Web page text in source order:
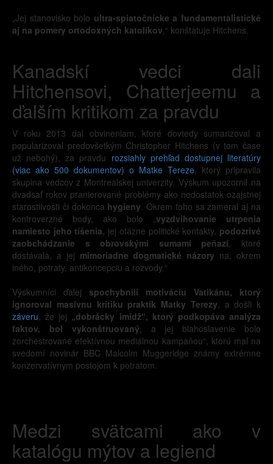
„Jej stanovisko bolo ultra-spiatočnícke a fundamentalistické
aj na pomery ortodoxných katolíkov,“ konštatuje Hitchens.
Kanadskí vedci dali
Hitchensovi, Chatterjeemu a
ďalším kritikom za pravdu
V roku 2013 dal obvineniam, ktoré dovtedy sumarizoval a
popularizoval predovšetkým Christopher Hitchens (v tom čase
už nebohý), za pravdu rozsiahly prehľad dostupnej literatúry
(viac ako 500 dokumentov) o Matke Tereze, ktorý pripravila
skupina vedcov z Montrealskej univerzity. Výskum upozornil na
dvadsať rokov pranierované problémy ako nedostatok ozajstnej
starostlivosti či dokonca hygieny. Okrem toho sa zameral aj na
kontroverzné body, ako bolo „vyzdvihovanie utrpenia
namiesto jeho tíšenia, jej otázne politické kontakty, podozrivé
zaobchádzanie s obrovskými sumami peňazí, ktoré
dostávala, a jej mimoriadne dogmatické názory na, okrem
iného, potraty, antikoncepciu a rozvody.“
Výskumníci ďalej spochybnili motiváciu Vatikánu, ktorý
ignoroval masívnu kritiku praktík Matky Terezy, a došli k
záveru, že jej „dobrácky imidž“, ktorý podkopáva analýza
faktov, bol vykonštruovaný, a jej blahoslavenie bolo
zorchestrované efektívnou mediálnou kampaňou“, ktorú mal na
svedomí novinár BBC Malcolm Muggeridge známy extrémne
konzervatívnym postojom k potratom.
Medzi svätcami ako v
katalógu mýtov a legiend